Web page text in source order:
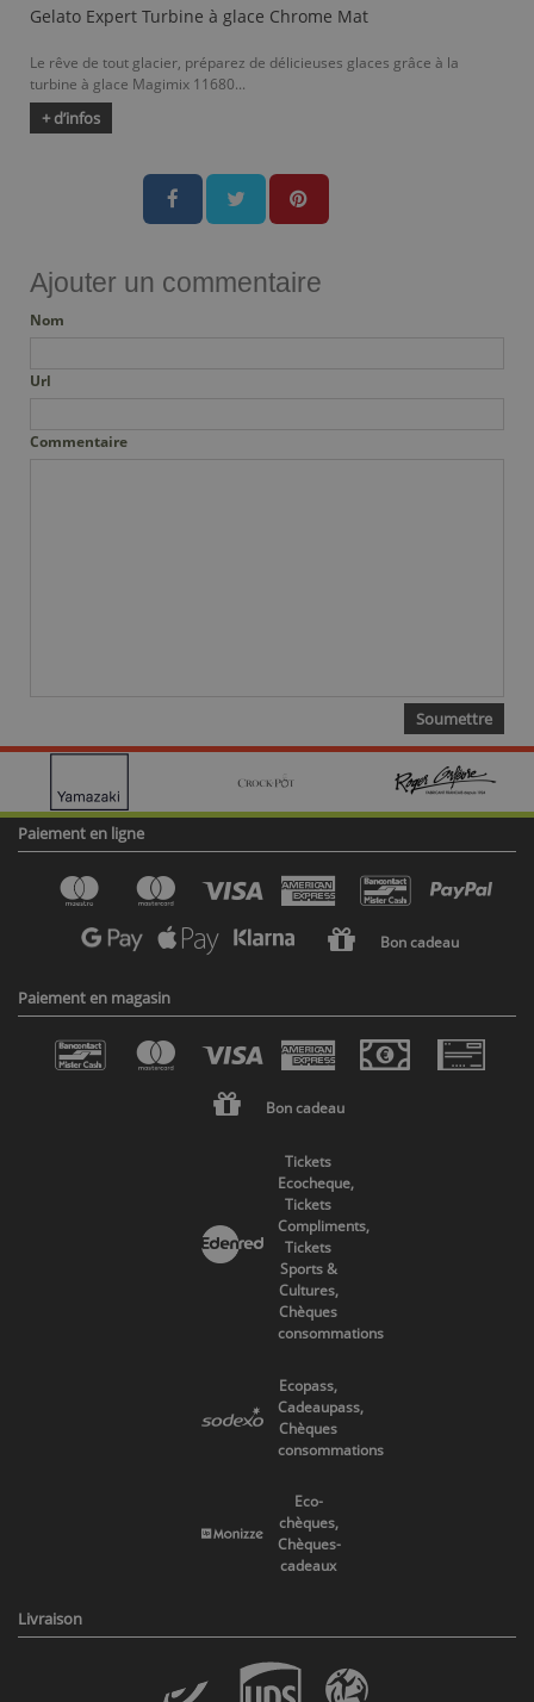
Gelato Expert Turbine à glace Chrome Mat
Le rêve de tout glacier, préparez de délicieuses glaces grâce à la
turbine à glace Magimix 11680...
+ d’infos
Ajouter un commentaire
Nom
Url
Commentaire
Paiement en ligne
Bon cadeau
Paiement en magasin
Bon cadeau
Tickets
Ecocheque,
Tickets
Compliments,
Tickets
Sports &
Cultures,
Chèques
consommations
Ecopass,
Cadeaupass,
Chèques
consommations
Eco-
chèques,
Chèques-
cadeaux
Livraison